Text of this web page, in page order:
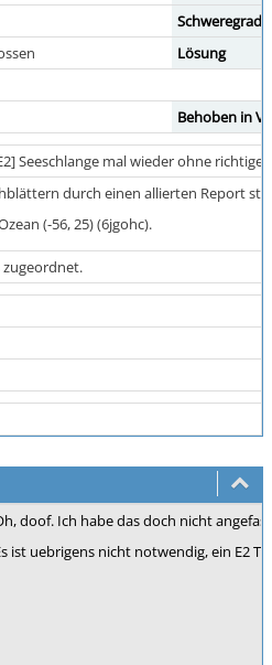
Schweregrad
Lösung
Behoben in
Seeschlange mal wieder ohne
durch einen allierten Report
(-56, 25) (6jgohc).
zugeordnet.
doof. Ich habe das doch nicht
ist uebrigens nicht notwendig, ein E2